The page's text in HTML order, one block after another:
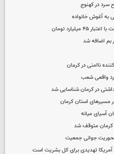
سرد در کهنوج
تومان
ناامنی در کرمان
واقعی شعب
مسیرهای استان کرمان
آسیای میانه
متوقف شد
محوریت جوانی جمعیت
تهدیدی برای کل بشریت است